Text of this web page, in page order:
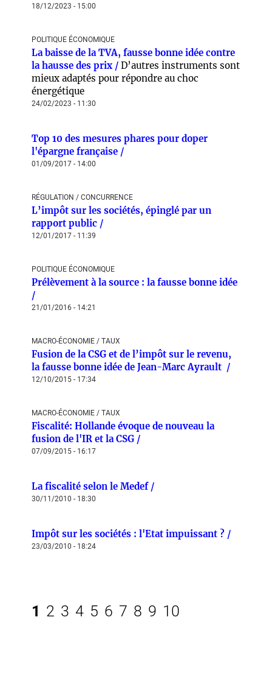
18/12/2023 - 15:00
POLITIQUE ÉCONOMIQUE
La baisse de la TVA, fausse bonne idée contre
la hausse des prix / D’autres instruments sont
mieux adaptés pour répondre au choc
énergétique
24/02/2023 - 11:30
Top 10 des mesures phares pour doper
l'épargne française /
01/09/2017 - 14:00
RÉGULATION / CONCURRENCE
L’impôt sur les sociétés, épinglé par un
rapport public /
12/01/2017 - 11:39
POLITIQUE ÉCONOMIQUE
Prélèvement à la source : la fausse bonne idée
/
21/01/2016 - 14:21
MACRO-ÉCONOMIE / TAUX
Fusion de la CSG et de l’impôt sur le revenu,
la fausse bonne idée de Jean-Marc Ayrault /
12/10/2015 - 17:34
MACRO-ÉCONOMIE / TAUX
Fiscalité: Hollande évoque de nouveau la
fusion de l'IR et la CSG /
07/09/2015 - 16:17
La fiscalité selon le Medef /
30/11/2010 - 18:30
Impôt sur les sociétés : l'Etat impuissant ? /
23/03/2010 - 18:24
1 2 3 4 5 6 7 8 9 10